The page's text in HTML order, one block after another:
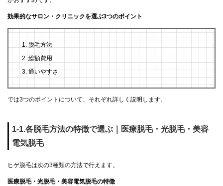
効果的なサロン・クリニックを選ぶ3つのポイント
脱毛方法
総額費用
通いやすさ
では3つのポイントについて、それぞれ詳しく説明します。
1-1.各脱毛方法の特徴で選ぶ｜医療脱毛・光脱毛・美容
電気脱毛
ヒゲ脱毛は次の3種類の方法で行えます。
医療脱毛・光脱毛・美容電気脱毛の特徴